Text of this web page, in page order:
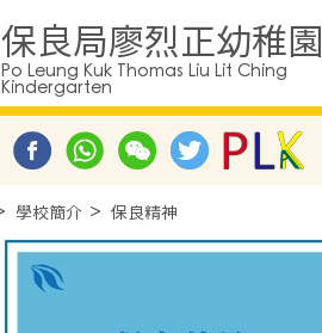
保良局廖烈正幼稚園
Po Leung Kuk Thomas Liu Lit Ching
Kindergarten
學校簡介 保良精神